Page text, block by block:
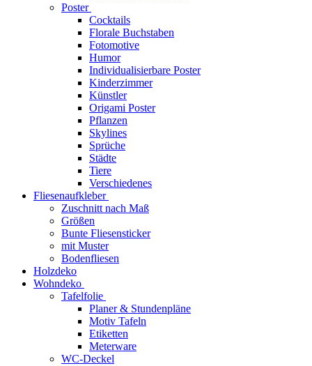
Poster
Cocktails
Florale Buchstaben
Fotomotive
Humor
Individualisierbare Poster
Kinderzimmer
Künstler
Origami Poster
Pflanzen
Skylines
Sprüche
Städte
Tiere
Verschiedenes
Fliesenaufkleber
Zuschnitt nach Maß
Größen
Bunte Fliesensticker
mit Muster
Bodenfliesen
Holzdeko
Wohndeko
Tafelfolie
Planer & Stundenpläne
Motiv Tafeln
Etiketten
Meterware
WC-Deckel